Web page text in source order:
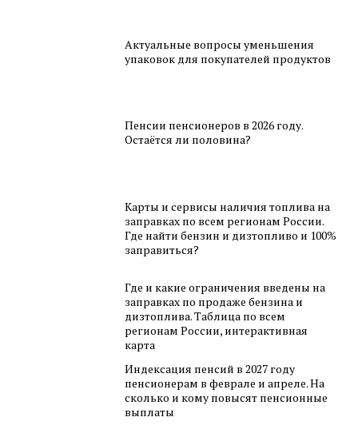
Актуальные вопросы уменьшения
упаковок для покупателей продуктов
Пенсии пенсионеров в 2026 году.
Остаётся ли половина?
Карты и сервисы наличия топлива на
заправках по всем регионам России.
Где найти бензин и дизтопливо и 100%
заправиться?
Где и какие ограничения введены на
заправках по продаже бензина и
дизтоплива. Таблица по всем
регионам России, интерактивная
карта
Индексация пенсий в 2027 году
пенсионерам в феврале и апреле. На
сколько и кому повысят пенсионные
выплаты